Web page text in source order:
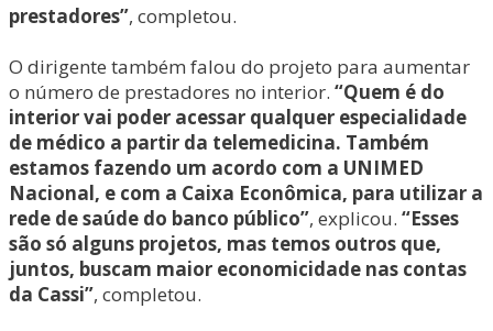
prestadores”, completou.
O dirigente também falou do projeto para aumentar
o número de prestadores no interior. “Quem é do
interior vai poder acessar qualquer especialidade
de médico a partir da telemedicina. Também
estamos fazendo um acordo com a UNIMED
Nacional, e com a Caixa Econômica, para utilizar a
rede de saúde do banco público”, explicou. “Esses
são só alguns projetos, mas temos outros que,
juntos, buscam maior economicidade nas contas
da Cassi”, completou.